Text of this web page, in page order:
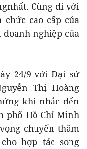
Cùng đi với
cao cấp của
nghiệp của
24/9 với Đại sứ
Thị Hoàng
khi nhắc đến
phố Hồ Chí Minh
chuyến thăm
hợp tác song